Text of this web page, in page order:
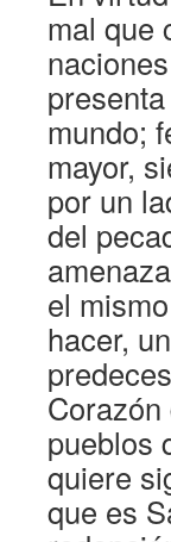
mal que
mundo;
mayor,
por un
del
el
hacer,
pueblos
quiere
que es